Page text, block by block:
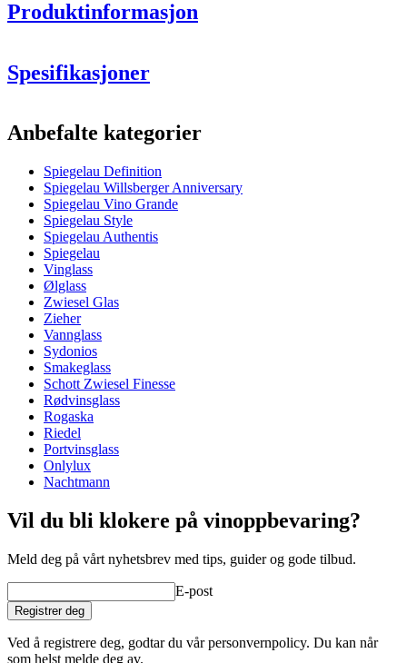
Produktinformasjon
Spesifikasjoner
Produktnummer1350165
Generell
Produsent Spiegelau
Dimensjoner (BxHxD cm)
Vekt (kg)0.13
Høyde (cm)
Bredde (cm)22
Dybde (cm)22
Produktserie
Definition
GlassKrystallglass, Rødvinsglass
GlastypeBordeauxglass
Kapasitet (cl)
Diameter (cm)
Anbefalte kategorier
Spiegelau Definition
Spiegelau Willsberger Anniversary
Spiegelau Vino Grande
Spiegelau Style
Spiegelau Authentis
Spiegelau
Vinglass
Ølglass
Zwiesel Glas
Zieher
Vannglass
Sydonios
Smakeglass
Schott Zwiesel Finesse
Rødvinsglass
Rogaska
Riedel
Portvinsglass
Onlylux
Nachtmann
Vil du bli klokere på vinoppbevaring?
Meld deg på vårt nyhetsbrev med tips, guider og gode tilbud.
E-post
Registrer deg
Ved å registrere deg, godtar du vår personvernpolicy. Du kan når
som helst melde deg av.